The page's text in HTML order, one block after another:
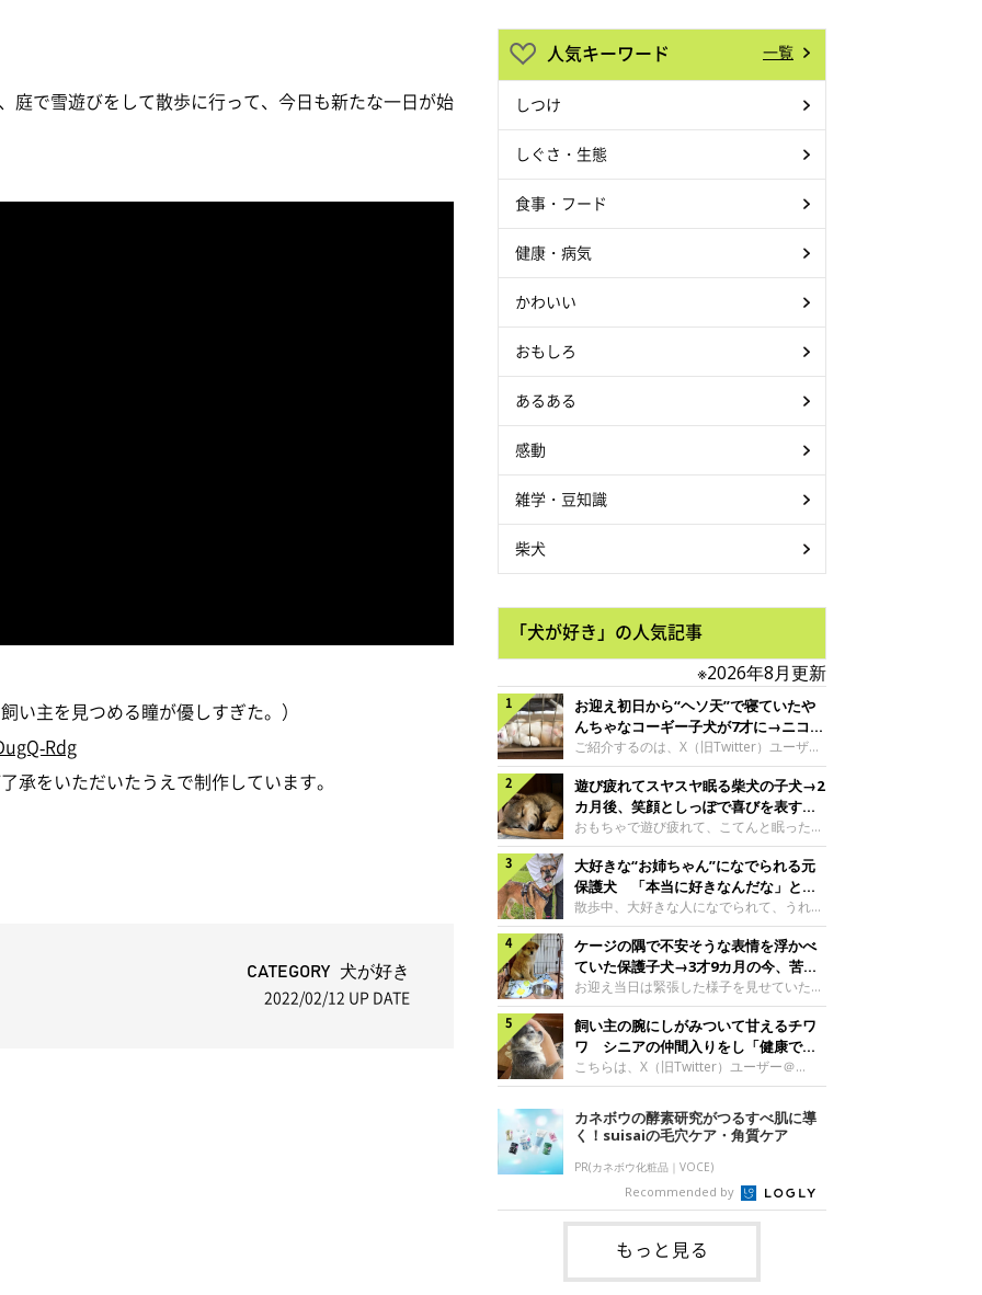
庭で雪遊びをして散歩に行って、今日も新たな一日が始
主を見つめる瞳が優しすぎた。）
Rdg
をいただいたうえで制作しています。
CATEGORY 犬が好き
2022/02/12 UP DATE
人気キーワード 一覧
しつけ
しぐさ・生態
食事・フード
健康・病気
かわいい
おもしろ
あるある
感動
雑学・豆知識
柴犬
「犬が好き」の人気記事
※2026年8月更新
お迎え初日から“ヘソ天”で寝ていたや
んちゃなコーギー子犬が7才に→ニコニ
コ“コーギースマイル”が魅力のコに成
長！
ご紹介するのは、X（旧Twitter）ユーザー
＠Kus1oKg2vsgdWS2さんの愛犬でウェル
シュ・コーギー・ペンブロークの神楽ちゃ
ん。今年の8月で7才になるという神楽ちゃ
んですが、いったいどんな子犬時代を過ご
したのでしょうか。今回は、神楽ちゃんの
成長を飼い主さんと振り返ります！神楽ち
ゃんの成長について聞いた！お迎えから数
日後の神楽ちゃん（撮影時生後2カ月）＠
Kus1oKg2vsgdWS2――お迎え当初の神楽
ちゃんの様子について教えてください。飼
い主さん： 「お迎え当日から“ヘソ天”で寝
るようなコでし
遊び疲れてスヤスヤ眠る柴犬の子犬→2
カ月後、笑顔としっぽで喜びを表すコ
に成長！
おもちゃで遊び疲れて、こてんと眠った子
犬。あれから2カ月、表情や行動にさまざ
まな変化が見られるようになりました。遊
び疲れて眠る生後2カ月のなっちゃん遊び
疲れた様子のなっちゃん。@Pkndg_紹介
するのは、X（旧Twitter）ユーザー
@Pkndg_さんの愛犬・なっちゃん（取材
時、生後4カ月／柴犬）。こちらの写真
は、なっちゃんが生後2カ月のころに撮影
された一枚です。この日、なっちゃんは家
族と一緒におもちゃで遊んでいました。た
くさん遊んで疲れたのか、その後は眠り始
めたそうです。眠るなっちゃん。
@Pkndg_
大好きな“お姉ちゃん”になでられる元
保護犬 「本当に好きなんだな」と感
じる表情にほっこり
散歩中、大好きな人になでられて、うれし
そうな表情を見せる元保護犬。甘えるよう
な姿に、見ているこちらまでほっこりしま
す。大好きな“お姉ちゃん”に甘える小次郎
くん妹さんになでてもらい、うれしそうな
表情を見せる小次郎くん（2026年6月撮
影）。@mika_Jimmy紹介するのは、X（旧
Twitter）ユーザー@mika_Jimmyさんの愛
犬・小次郎くん（撮影時5才）。こちら
は、飼い主さんの妹さんと一緒に散歩をし
日、飼い主さんは実家から自宅へ帰る途
中、妹さんと公園で待ち合わせ
ケージの隅で不安そうな表情を浮かべ
ていた保護子犬→3才9カ月の今、苦手
を克服し頼もしいコに成長！
お迎え当日は緊張した様子を見せていた元
野犬の保護子犬。あれから約3年半、苦手
だったことを一つひとつ克服し、家族に寄
り添う姿を見せています。お迎え当日、ケ
ージの隅で不安そうにお迎え当日のシルビ
アちゃん。@nemonemotos今回紹介する
のは、X（旧Twitter）ユーザー
@nemonemotosさんの愛犬・シルビアち
ゃん（撮影当時、生後推定2カ月）。飼い
主さんが「#最初に撮った一枚」として投
稿した写真には、ケージの隅で不安そうな
表情を浮かべるシルビアちゃんの姿が写っ
ていました。こちらは、保護犬だったシル
飼い主の腕にしがみついて甘えるチワ
ワ シニアの仲間入りをし「健康で穏
やかな暮らしが続いてほしい」と願う
こちらは、X（旧Twitter）ユーザー＠
kotubusuke617さんが投稿した写真。写
っているのは、愛犬でチワワのつぶしゃん
（本名：こつぶちゃん）です。飼い主さん
の腕にしがみつくつぶしゃん（撮影時6
才）＠kotubusuke617撮影当時の状況に
ついて伺うと、飼い主さんはこう教えてく
れました。飼い主さん： 「ある休日のこ
とです。私がソファに座った途端にひざの
上にのってきたので、そのままなでながら
テレビを見ていたのですが、微動だにしな
いので気になって見てみると、腕にしがみ
カネボウの酵素研究がつるすべ肌に導
く！suisaiの毛穴ケア・角質ケア
PR(カネボウ化粧品｜VOCE)
Recommended by
もっと見る